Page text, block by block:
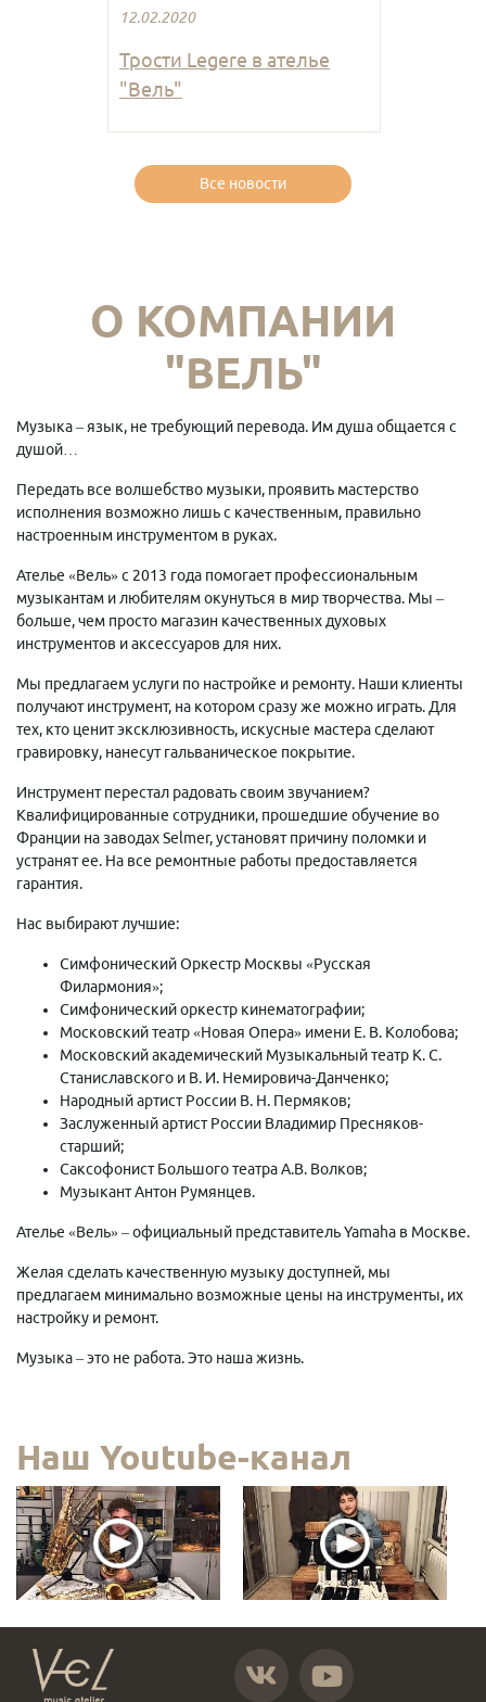
12.02.2020
Трости Legere в ателье
"Вель"
Все новости
О КОМПАНИИ
"ВЕЛЬ"
Музыка – язык, не требующий перевода. Им душа общается с
душой…
Передать все волшебство музыки, проявить мастерство
исполнения возможно лишь с качественным, правильно
настроенным инструментом в руках.
Ателье «Вель» с 2013 года помогает профессиональным
музыкантам и любителям окунуться в мир творчества. Мы –
больше, чем просто магазин качественных духовых
инструментов и аксессуаров для них.
Мы предлагаем услуги по настройке и ремонту. Наши клиенты
получают инструмент, на котором сразу же можно играть. Для
тех, кто ценит эксклюзивность, искусные мастера сделают
гравировку, нанесут гальваническое покрытие.
Инструмент перестал радовать своим звучанием?
Квалифицированные сотрудники, прошедшие обучение во
Франции на заводах Selmer, установят причину поломки и
устранят ее. На все ремонтные работы предоставляется
гарантия.
Нас выбирают лучшие:
Симфонический Оркестр Москвы «Русская
Филармония»;
Симфонический оркестр кинематографии;
Московский театр «Новая Опера» имени Е. В. Колобова;
Московский академический Музыкальный театр К. С.
Станиславского и В. И. Немировича-Данченко;
Народный артист России В. Н. Пермяков;
Заслуженный артист России Владимир Пресняков-
старший;
Саксофонист Большого театра А.В. Волков;
Музыкант Антон Румянцев.
Ателье «Вель» – официальный представитель Yamaha в Москве.
Желая сделать качественную музыку доступней, мы
предлагаем минимально возможные цены на инструменты, их
настройку и ремонт.
Музыка – это не работа. Это наша жизнь.
Наш Youtube-канал